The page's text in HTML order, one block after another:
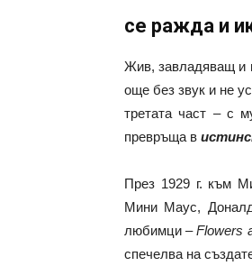
се ражда и
Жив, завладяващ и
още без звук и не
третата част – с
превръща в
През 1929 г. към
Мини Маус,
любимци –Flowers
спечелва на